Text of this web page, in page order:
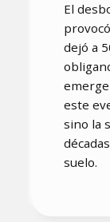
El
dejó a
este
sino la
suelo.